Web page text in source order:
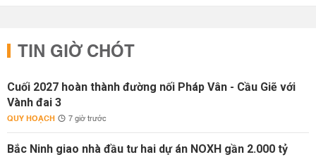
TIN GIỜ CHÓT
Cuối 2027 hoàn thành đường nối Pháp Vân - Cầu Giẽ với
Vành đai 3
QUY HOẠCH 7 giờ trước
Bắc Ninh giao nhà đầu tư hai dự án NOXH gần 2.000 tỷ